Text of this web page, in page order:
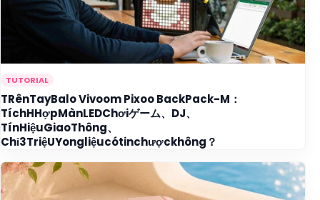
TUTORIAL
TRênTayBalo Vivoom Pixoo BackPack-M：
TíchHHợpMànLEDChơiゲーム、DJ、
TínHiệuGiaoThông、
Chỉ3TriệUYongliệucótinchượckhông？